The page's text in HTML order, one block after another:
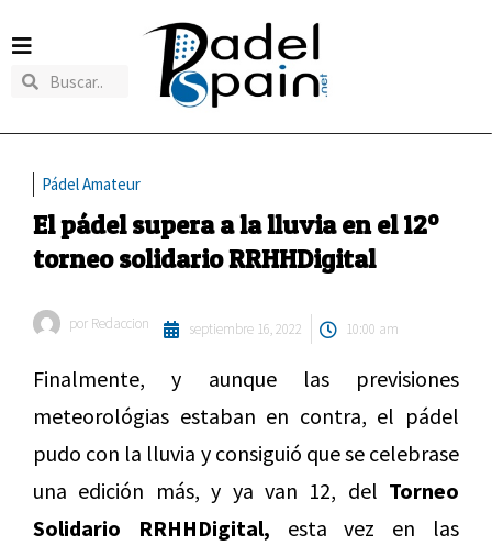
Pádel Amateur
El pádel supera a la lluvia en el 12º
torneo solidario RRHHDigital
por Redaccion septiembre 16, 2022 10:00 am
Finalmente, y aunque las previsiones
meteorológias estaban en contra, el pádel
pudo con la lluvia y consiguió que se celebrase
una edición más, y ya van 12, del Torneo
Solidario RRHHDigital, esta vez en las